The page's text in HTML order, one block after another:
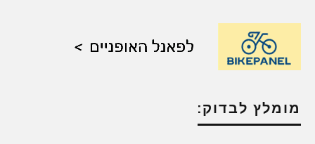
מומלץ לבדוק: